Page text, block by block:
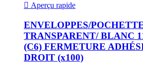
 Aperçu rapide
ENVELOPPES/
TRANSPARENT/ BLANC
(C6) FERMETURE
DROIT (x100)